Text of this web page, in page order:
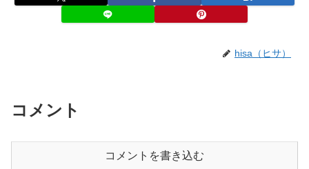
hisa（ヒサ）
コメント
コメントを書き込む